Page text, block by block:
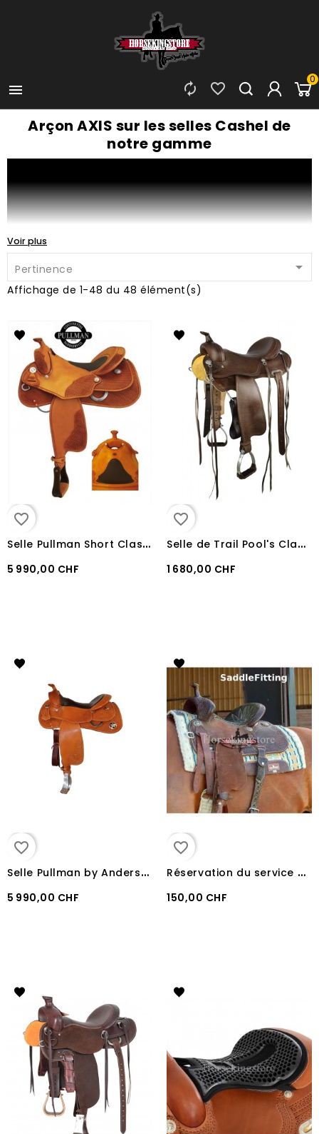

0


Arçon AXIS sur les selles Cashel de
notre gamme
Voir plus
Pertinence 
Affichage de 1-48 du 48 élément(s)
favorite_border
S
elle Pullman Short Classic NRHA Pro Reiner
5 990,00 CHF
favorite_border
S
elle de Trail Pool's Classic
1 680,00 CHF
favorite_border
S
elle Pullman by Anders Josefsson Pro Reiner
5 990,00 CHF
favorite_border
R
éservation du service Saddle Fitting
150,00 CHF